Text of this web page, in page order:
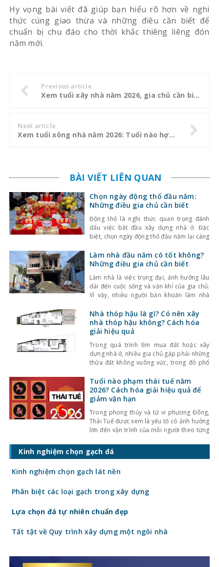
Hy vọng bài viết đã giúp bạn hiểu rõ hơn về nghi
thức cúng giao thừa và những điều cần biết để
chuẩn bị chu đáo cho thời khắc thiêng liêng đón
năm mới.
Previous article
Xem tuổi xây nhà năm 2026, gia chủ cần biết những gì khi thi công
Next article
Xem tuổi xông nhà năm 2026: Tuổi nào hợp, tuổi nào nên tránh để cả năm may mắn?
BÀI VIẾT LIÊN QUAN
Chọn ngày động thổ đầu năm:
Những điều gia chủ cần biết
Động thổ là nghi thức quan trọng đánh
dấu việc bắt đầu xây dựng nhà ở. Đặc
biệt, chọn ngày động thổ đầu năm lại càng
quan niệm phong thủy, khởi đầu thuận lợi
sẽ giúp quá trình thi công suôn sẻ và cuộc
Làm nhà đầu năm có tốt không?
Những điều gia chủ cần biết
Làm nhà là việc trọng đại, ảnh hưởng lâu
dài đến cuộc sống và vận khí của gia chủ.
Vì vậy, nhiều người băn khoăn làm nhà
ngay từ những ngày đầu năm mới hay
không. Theo quan niệm phong thủy, đầu
năm là thời điểm
Nhà thóp hậu là gì? Có nên xây
nhà thóp hậu không? Cách hóa
giải hiệu quả
Trong quá trình tìm mua đất hoặc xây
dựng nhà ở, nhiều gia chủ gặp phải những
thửa đất không vuông vức, trong đó phổ
dạng nhà có mặt tiền phía trước rộng
nhưng thu hẹp dần về phía sau, thường
xuất hiện tại khu
Tuổi nào phạm thái tuế năm
2026? Cách hóa giải hiệu quả để
giảm vận hạn
Trong phong thủy và tử vi phương Đông,
Thái Tuế được xem là yếu tố có ảnh hưởng
lớn đến vận trình của mỗi người theo từng
thường quan tâm năm đó tuổi nào phạm
Thái Tuế, có ảnh hưởng gì đến công việc,
Kinh nghiệm chọn gạch đá
Kinh nghiệm chọn gạch lát nền
Phân biệt các loại gạch trong xây dựng
Lựa chọn đá tự nhiên chuẩn đẹp
Tất tật về Quy trình xây dựng một ngôi nhà